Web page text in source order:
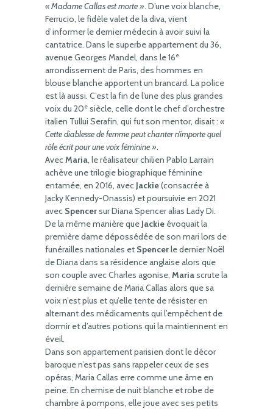
« Madame Callas est morte ». D’une voix blanche,
Ferrucio, le fidèle valet de la diva, vient
d’informer le dernier médecin à avoir suivi la
cantatrice. Dans le superbe appartement du 36,
avenue Georges Mandel, dans le 16e
arrondissement de Paris, des hommes en
blouse blanche apportent un brancard. La police
est là aussi. C’est la fin de l’une des plus grandes
voix du 20e siècle, celle dont le chef d’orchestre
italien Tullui Serafin, qui fut son mentor, disait : «
Cette diablesse de femme peut chanter n’importe quel
rôle écrit pour une voix féminine ».
AvecMaria, le réalisateur chilien Pablo Larrain
achève une trilogie biographique féminine
entamée, en 2016, avec Jackie(consacrée à
Jacky Kennedy-Onassis) et poursuivie en 2021
avec Spencersur Diana Spencer alias Lady Di.
De la même manière que Jackie évoquait la
première dame dépossédée de son mari lors de
funérailles nationales et Spencerle dernier Noël
de Diana dans sa résidence anglaise alors que
son couple avec Charles agonise, Mariascrute la
dernière semaine de Maria Callas alors que sa
voix n’est plus et qu’elle tente de résister en
alternant des médicaments qui l’empêchent de
dormir et d’autres potions qui la maintiennent en
éveil.
Dans son appartement parisien dont le décor
baroque n’est pas sans rappeler ceux de ses
opéras, Maria Callas erre comme une âme en
peine. En chemise de nuit blanche et robe de
chambre à pompons, elle joue avec ses petits